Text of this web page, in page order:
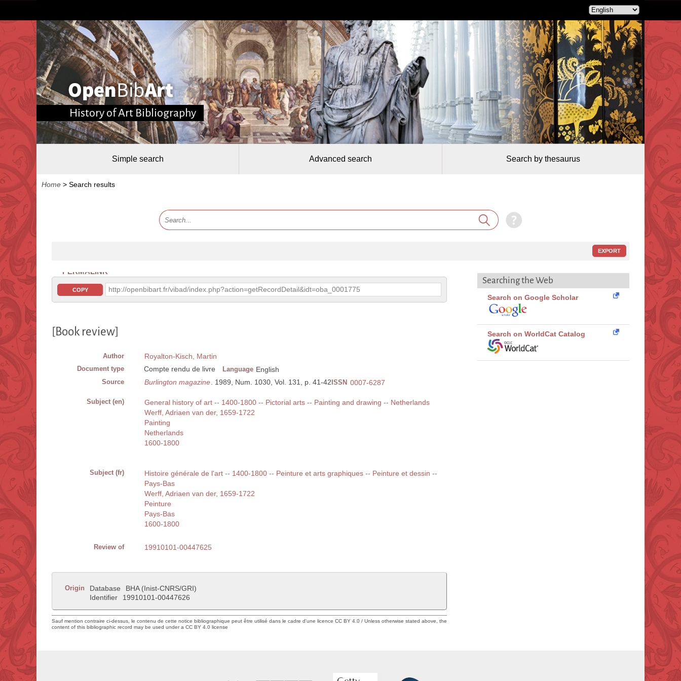
History of Art Bibliography
Simple search Advanced search Search by thesaurus
Home > Search results
EXPORT
PERMALINK
COPY http://openbibart.fr/vibad/index.php?action=getRecordDetail&idt=oba_0001775
[Book review]
Author Royalton-Kisch, Martin
Document type Compte rendu de livre Language English
Source Burlington magazine . 1989, Num. 1030, Vol. 131, p. 41-42 ISSN 0007-6287
Subject (en)
General history of art -- 1400-1800 -- Pictorial arts -- Painting and drawing -- Netherlands
Werff, Adriaen van der, 1659-1722
Painting
Netherlands
1600-1800
Subject (fr)
Histoire générale de l'art -- 1400-1800 -- Peinture et arts graphiques -- Peinture et dessin --
Pays-Bas
Werff, Adriaen van der, 1659-1722
Peinture
Pays-Bas
1600-1800
Review of 19910101-00447625
Origin Database
BHA (Inist-CNRS/GRI)
Identifier
19910101-00447626
Sauf mention contraire ci-dessus, le contenu de cette notice bibliographique peut être utilisé dans le cadre d'une licence CC BY 4.0 / Unless otherwise stated above, the
content of this bibliographic record may be used under a CC BY 4.0 license
Searching the Web
Search on Google Scholar
Search on WorldCat Catalog